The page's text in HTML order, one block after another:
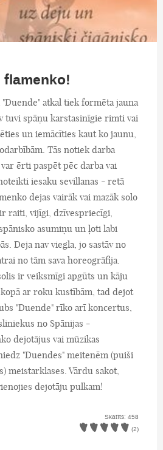
atkal tiek formēta jauna
tuvi spāņu karstasinīgie rimti vai
un iemācīties kaut ko jaunu,
Tās notiek darba
ērti paspēt pēc darba vai
iesaku sevillanas - retā
dejas vairāk vai mazāk solo
raiti, vijīgi, dzīvespriecīgi,
asumiņu un ļoti labi
Deja nav viegla, jo sastāv no
no tām sava horeogrāfija.
ir veiksmīgi apgūts un kāju
ar roku kustībām, tad dejot
"Duende" rīko arī koncertus,
no Spānijas -
dejotājus vai mūzikas
"Duendes" meitenēm (puiši
meistarklases. Vārdu sakot,
dejotāju pulkam!
Skatīts: 458
(2)